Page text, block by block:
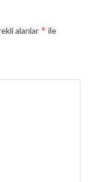
alanlar * ile